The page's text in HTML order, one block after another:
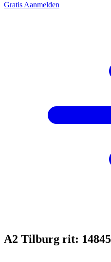
Gratis Aanmelden
A2 Tilburg rit: